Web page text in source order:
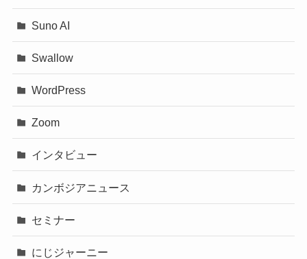
Suno AI
Swallow
WordPress
Zoom
インタビュー
カンボジアニュース
セミナー
にじジャーニー